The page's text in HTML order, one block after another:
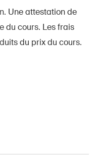
Une attestation de
du cours. Les frais
du prix du cours.